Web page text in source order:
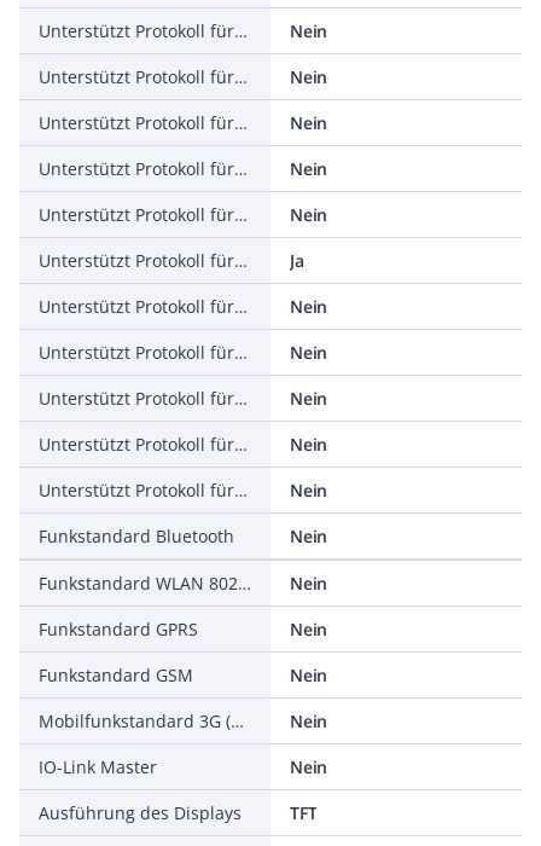
Unterstützt Protokoll für LON
Nein
Unterstützt Protokoll für PROFINET IO
Nein
Unterstützt Protokoll für PROFINET CBA
Nein
Unterstützt Protokoll für SERCOS
Nein
Unterstützt Protokoll für Foundation Fieldbus
Nein
Unterstützt Protokoll für EtherNet/IP
Ja
Unterstützt Protokoll für AS-Interface Safety at Work
Nein
Unterstützt Protokoll für DeviceNet Safety
Nein
Unterstützt Protokoll für INTERBUS-Safety
Nein
Unterstützt Protokoll für PROFIsafe
Nein
Unterstützt Protokoll für SafetyBUS p
Nein
Funkstandard Bluetooth
Nein
Funkstandard WLAN 802.11
Nein
Funkstandard GPRS
Nein
Funkstandard GSM
Nein
Mobilfunkstandard 3G (UMTS)
Nein
IO-Link Master
Nein
Ausführung des Displays
TFT